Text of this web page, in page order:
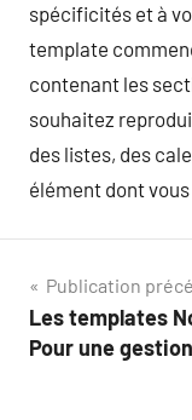
spécificités et à
template
contenant les
souhaitez
des listes, des
élément dont
Navigation
de
Publication
Les templates
Pour une